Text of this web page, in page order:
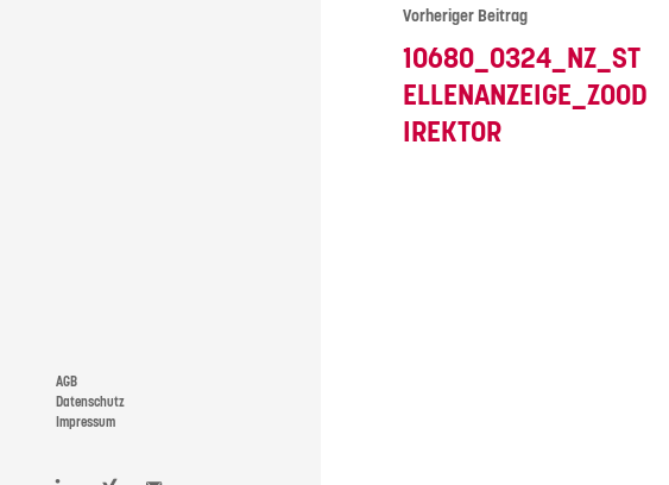
Vorheriger Beitrag
10680_0324_NZ_ST
ELLENANZEIGE_ZOOD
IREKTOR
AGB
Datenschutz
Impressum